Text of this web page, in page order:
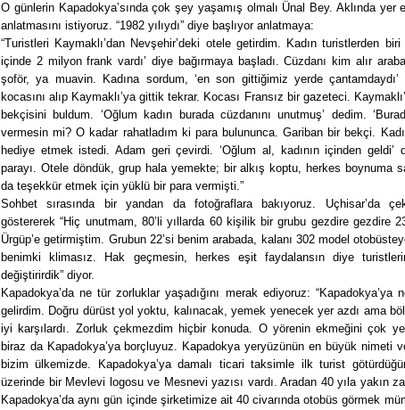
O günlerin Kapadokya’sında çok şey yaşamış olmalı Ünal Bey. Aklında yer
anlatmasını istiyoruz. “1982 yılıydı” diye başlıyor anlatmaya:
“Turistleri Kaymaklı’dan Nevşehir’deki otele getirdim. Kadın turistlerden biri
içinde 2 milyon frank vardı’ diye bağırmaya başladı. Cüzdanı kim alır
şoför, ya muavin. Kadına sordum, ‘en son gittiğimiz yerde
kocasını alıp Kaymaklı’ya gittik tekrar. Kocası Fransız bir gazeteci.
bekçisini buldum. ‘Oğlum kadın burada cüzdanını unutmuş’ dedim.
vermesin mi? O kadar rahatladım ki para bulununca. Gariban bir bekçi.
hediye etmek istedi. Adam geri çevirdi. ‘Oğlum al, kadının içinden geldi’
parayı. Otele döndük, grup hala yemekte; bir alkış koptu, herkes boynuma
da teşekkür etmek için yüklü bir para vermişti.”
Sohbet sırasında bir yandan da fotoğraflara bakıyoruz. Uçhisar’da
göstererek “Hiç unutmam, 80’li yıllarda 60 kişilik bir grubu gezdire gezdire
Ürgüp’e getirmiştim. Grubun 22’si benim arabada, kalanı 302 model
benimki klimasız. Hak geçmesin, herkes eşit faydalansın diye
değiştirirdik” diyor.
Kapadokya’da ne tür zorluklar yaşadığını merak ediyoruz: “Kapadokya’ya
gelirdim. Doğru dürüst yol yoktu, kalınacak, yemek yenecek yer azdı ama
iyi karşılardı. Zorluk çekmezdim hiçbir konuda. O yörenin ekmeğini çok
biraz da Kapadokya’ya borçluyuz. Kapadokya yeryüzünün en büyük nimeti
bizim ülkemizde. Kapadokya’ya damalı ticari taksimle ilk turist
üzerinde bir Mevlevi logosu ve Mesnevi yazısı vardı. Aradan 40 yıla yakın
Kapadokya’da aynı gün içinde şirketimize ait 40 civarında otobüs görmek